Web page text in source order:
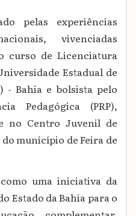
pelas experiências
vivenciadas
curso de Licenciatura
Estadual de
- Bahia e bolsista pelo
Pedagógica (PRP),
no Centro Juvenil de
município de Feira de
uma iniciativa da
Estado da Bahia para o